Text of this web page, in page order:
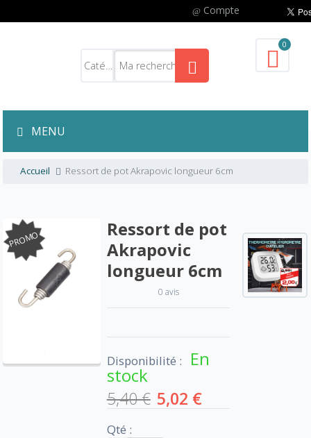
Compte
0
MENU
Accueil Ressort de pot Akrapovic longueur 6cm
PROMO
Ressort de pot
Akrapovic
longueur 6cm
0 avis
Disponibilité : En
stock
5,40 € 5,02 €
Qté :